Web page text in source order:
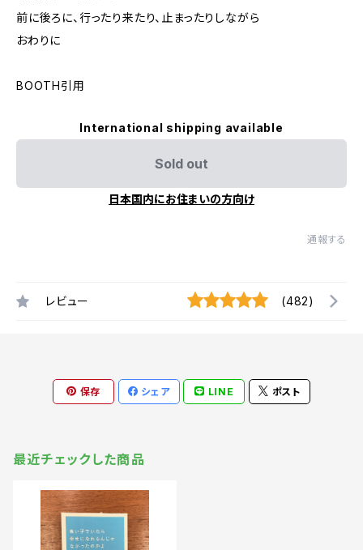
前に後ろに、行ったり来たり、止まったりしながら
おわりに
BOOTH引用
International shipping available
Sold out
日本国内にお住まいの方向け
通報する
レビュー (482)
保存 シェア LINE ポスト
最近チェックした商品